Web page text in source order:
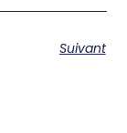
Suivant